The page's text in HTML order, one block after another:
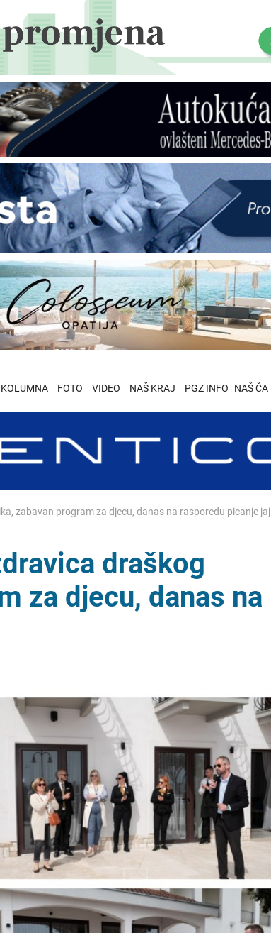
KOLUMNA FOTO VIDEO NAŠ KRAJ PGZ INFO NAŠ ČA
zabavan program za djecu, danas na rasporedu picanje jaj
draškog
za djecu, danas na